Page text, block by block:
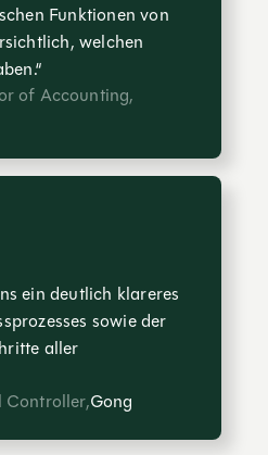
Funktionen von
welchen
of Accounting,
ein deutlich klareres
sowie der
aller
Controller,Gong